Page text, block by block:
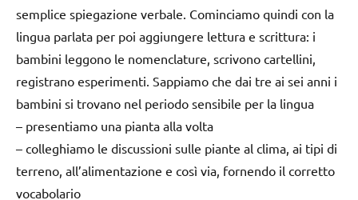
semplice spiegazione verbale. Cominciamo quindi con la
lingua parlata per poi aggiungere lettura e scrittura: i
bambini leggono le nomenclature, scrivono cartellini,
registrano esperimenti. Sappiamo che dai tre ai sei anni i
bambini si trovano nel periodo sensibile per la lingua
– presentiamo una pianta alla volta
– colleghiamo le discussioni sulle piante al clima, ai tipi di
terreno, all’alimentazione e così via, fornendo il corretto
vocabolario